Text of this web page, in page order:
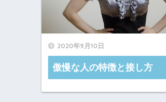
2020年9月10日
傲慢な人の特徴と接し方